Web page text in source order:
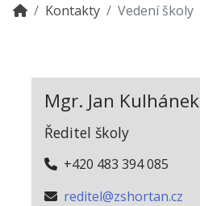
Kontakty Vedení školy
Mgr. Jan Kulhánek
Ředitel školy
+420 483 394 085
reditel@zshortan.cz